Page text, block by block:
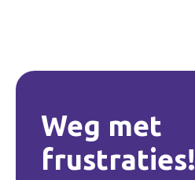
Weg met
frustraties!